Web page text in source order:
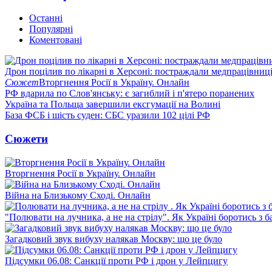
Останні
Популярні
Коментовані
Дрон поцілив по лікарні в Херсоні: постраждали медпрацівниці
СюжетВторгнення Росії в Україну. Онлайн
РФ вдарила по Слов'янську: є загиблий і п'ятеро поранених
Україна та Польща завершили ексгумації на Волині
База ФСБ і шість суден: СБС уразили 102 цілі РФ
Сюжети
Вторгнення Росії в Україну. Онлайн
Війна на Близькому Сході. Онлайн
"Полювати на лучника, а не на стрілу". Як Україні боротись з
Загадковий звук вибуху налякав Москву: що це було
Підсумки 06.08: Санкції проти РФ і дрон у Лейпцигу